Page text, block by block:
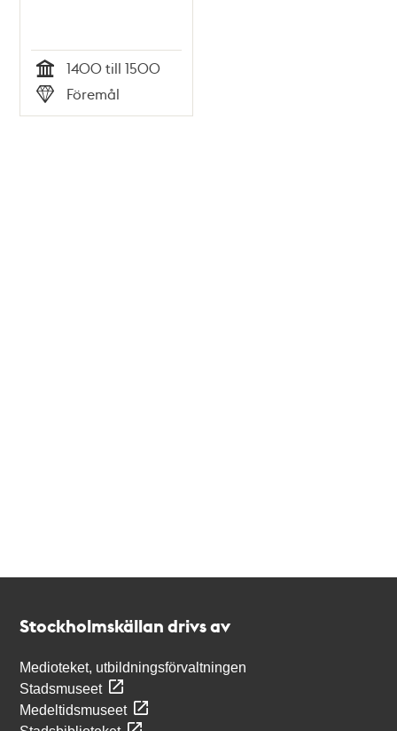
Tid
1400 till 1500
Typ
Föremål
Stockholmskällan drivs av
Medioteket, utbildningsförvaltningen
Stadsmuseet
Medeltidsmuseet